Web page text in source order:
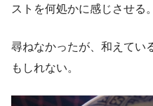
ストを何処かに感じさせる。
尋ねなかったが、和えてい
もしれない。